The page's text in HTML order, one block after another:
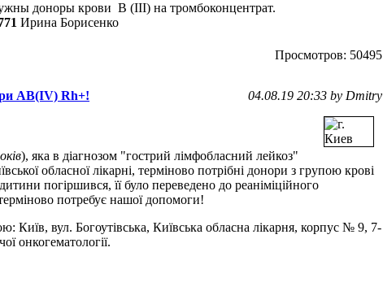
доноры крови B (III) на тромбоконцентрат.
Ирина Борисенко
Просмотров: 50495
AB(IV) Rh+! 04.08.19 20:33 by Dmitry
), яка в діагнозом "гострий лімфобласний лейкоз"
обласної лікарні, терміново потрібні донори з групою крові
погіршився, її було переведено до реаніміційного
потребує нашої допомоги!
Київ, вул. Богоутівська, Київська обласна лікарня, корпус № 9, 7-
онкогематології.